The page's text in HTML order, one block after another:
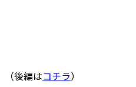
（後編はコチラ）